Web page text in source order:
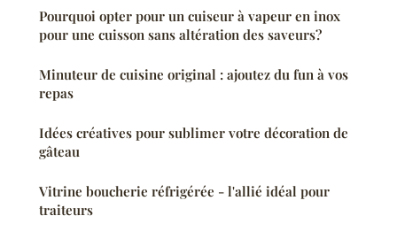
Pourquoi opter pour un cuiseur à vapeur en inox
pour une cuisson sans altération des saveurs?
Minuteur de cuisine original : ajoutez du fun à vos
repas
Idées créatives pour sublimer votre décoration de
gâteau
Vitrine boucherie réfrigérée - l'allié idéal pour
traiteurs